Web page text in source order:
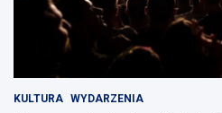
KULTURA WYDARZENIA